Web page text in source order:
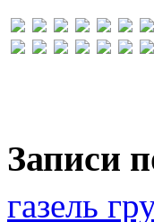
Записи
газель